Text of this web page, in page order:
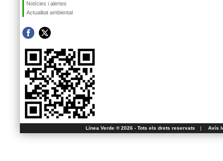
Notícies i alertes
Actualitat ambiental
Línea Verde ® 2026 - Tots els drets reservats | Avís